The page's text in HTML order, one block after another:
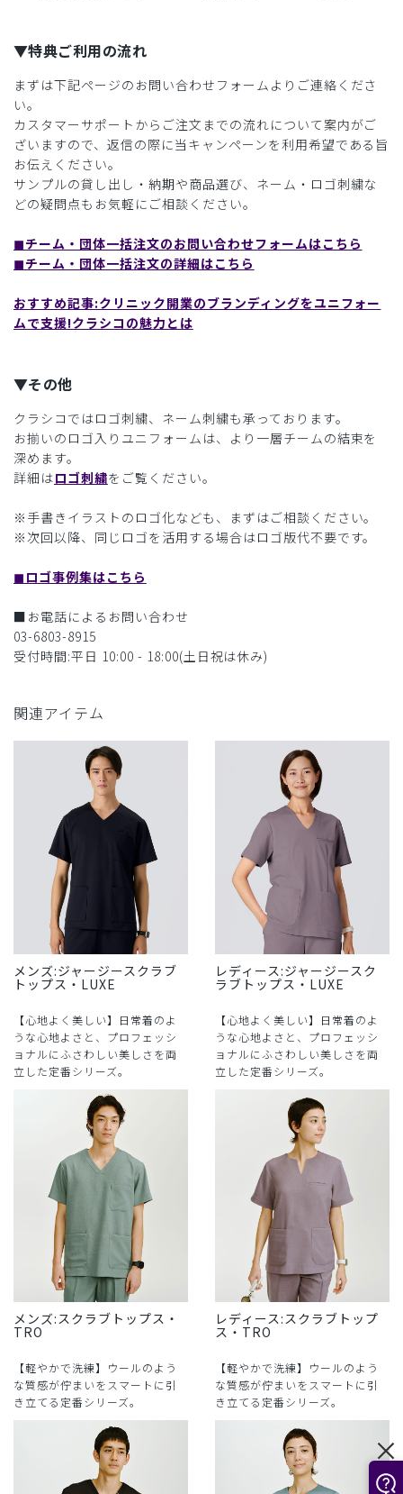
▼特典ご利用の流れ
まずは下記ページのお問い合わせフォームよりご連絡くださ
い。
カスタマーサポートからご注文までの流れについて案内がご
ざいますので、返信の際に当キャンペーンを利用希望である旨
お伝えください。
サンプルの貸し出し・納期や商品選び、ネーム・ロゴ刺繍な
どの疑問点もお気軽にご相談ください。
◼︎チーム・団体一括注文のお問い合わせフォームはこちら
◼︎チーム・団体一括注文の詳細はこちら
おすすめ記事:クリニック開業のブランディングをユニフォー
ムで支援!クラシコの魅力とは
▼その他
クラシコではロゴ刺繍、ネーム刺繍も承っております。
お揃いのロゴ入りユニフォームは、より一層チームの結束を
深めます。
詳細はロゴ刺繍をご覧ください。
※手書きイラストのロゴ化なども、まずはご相談ください。
※次回以降、同じロゴを活用する場合はロゴ版代不要です。
◼︎ロゴ事例集はこちら
■お電話によるお問い合わせ
03-6803-8915
受付時間:平日 10:00 - 18:00(土日祝は休み)
関連アイテム
メンズ:ジャージースクラブ
トップス・LUXE
【心地よく美しい】日常着のよ
うな心地よさと、プロフェッシ
ョナルにふさわしい美しさを両
立した定番シリーズ。
レディース:ジャージースク
ラブトップス・LUXE
【心地よく美しい】日常着のよ
うな心地よさと、プロフェッシ
ョナルにふさわしい美しさを両
立した定番シリーズ。
メンズ:スクラブトップス・
TRO
【軽やかで洗練】ウールのよう
な質感が佇まいをスマートに引
き立てる定番シリーズ。
レディース:スクラブトップ
ス・TRO
【軽やかで洗練】ウールのよう
な質感が佇まいをスマートに引
き立てる定番シリーズ。